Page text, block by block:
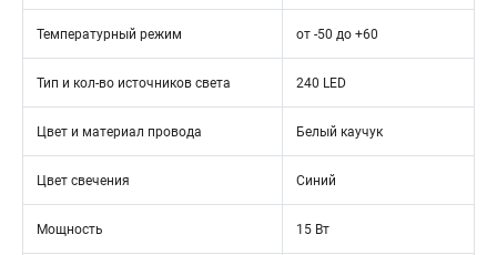
Температурный режим от -50 до +60
Тип и кол-во источников света 240 LED
Цвет и материал провода Белый каучук
Цвет свечения Синий
Мощность 15 Вт